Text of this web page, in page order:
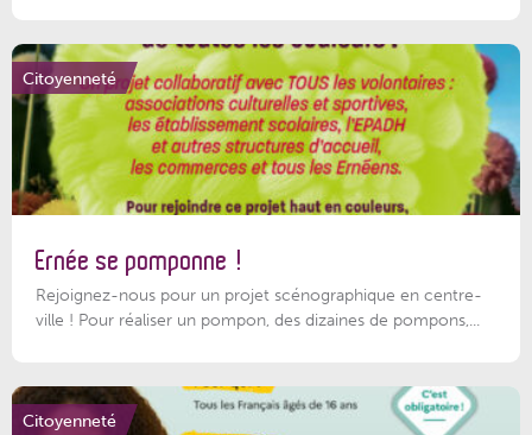
Citoyenneté
Ernée se pomponne !
Rejoignez-nous pour un projet scénographique en centre-
ville ! Pour réaliser un pompon, des dizaines de pompons,...
Citoyenneté